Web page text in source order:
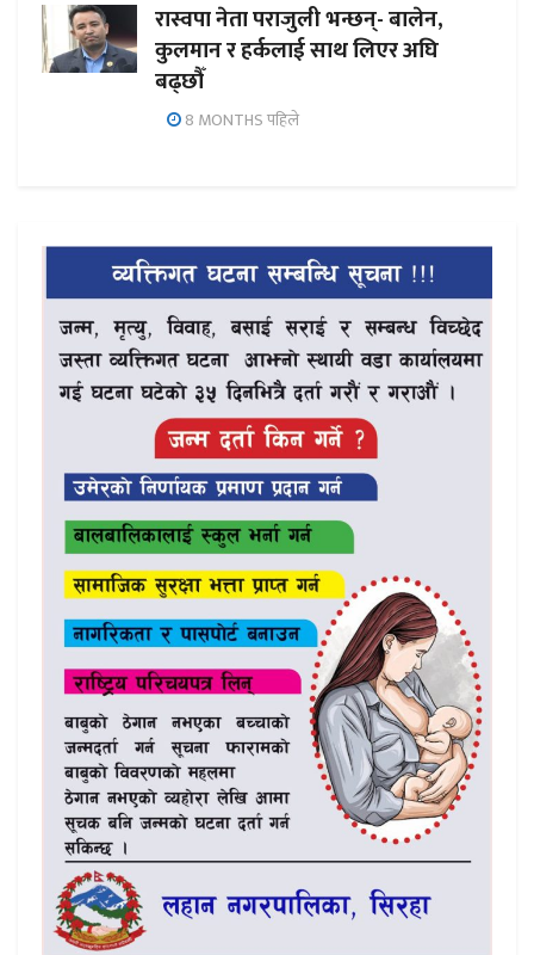
रास्वपा नेता पराजुली भन्छन्- बालेन,
कुलमान र हर्कलाई साथ लिएर अघि
बढ्छौँ
8 MONTHS पहिले